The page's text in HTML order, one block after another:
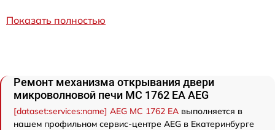
Показать полностью
Ремонт механизма открывания двери
микроволновой печи MC 1762 EA AEG
[dataset:services:name] AEG MC 1762 EA выполняется в
нашем профильном сервис-центре AEG в Екатеринбурге